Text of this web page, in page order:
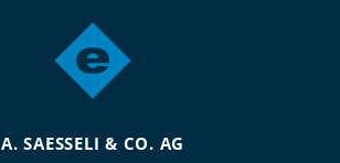
A. SAESSELI & CO. AG